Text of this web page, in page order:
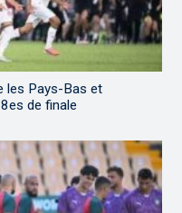
les Pays-Bas et
de finale